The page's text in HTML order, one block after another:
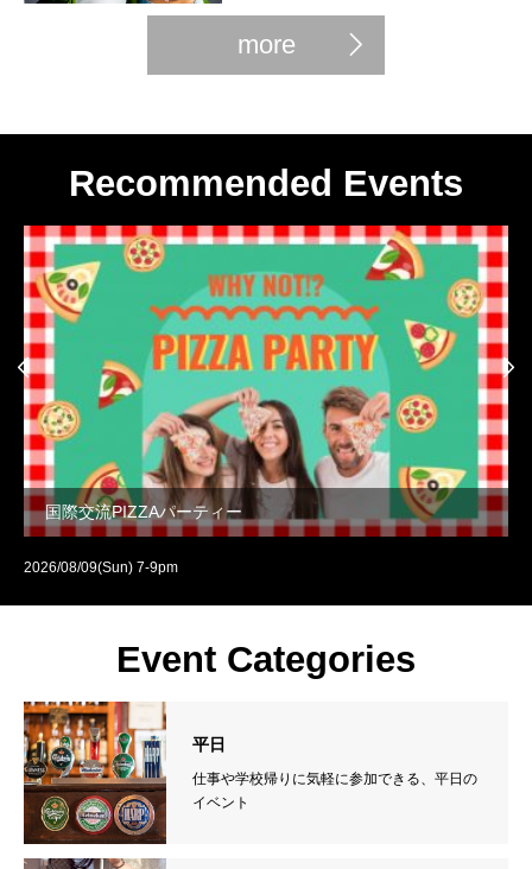
more
Recommended Events

国際交流PIZZAパーティー
2026/08/09(Sun) 7-9pm

Event Categories
平日
仕事や学校帰りに気軽に参加できる、平日の
イベント